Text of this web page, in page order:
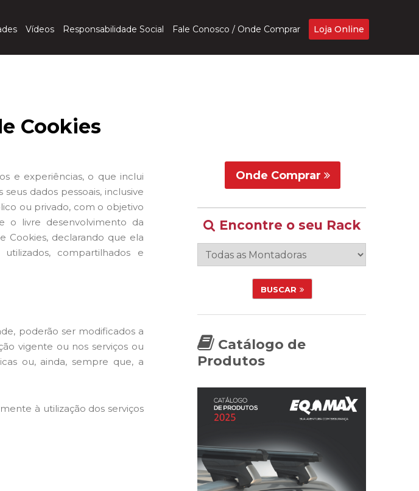
Vídeos Responsabilidade Social Fale Conosco / Onde Comprar Loja Online
Cookies
e experiências, o que inclui
dados pessoais, inclusive
ou privado, com o objetivo
o livre desenvolvimento da
Cookies, declarando que ela
compartilhados e
poderão ser modificados a
vigente ou nos serviços ou
ou, ainda, sempre que, a
à utilização dos serviços
Onde Comprar
Encontre o seu Rack
BUSCAR
Catálogo de
Produtos